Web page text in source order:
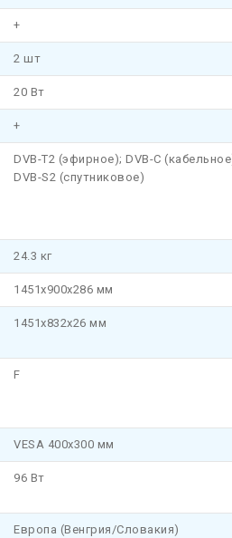
+
2 шт
20 Вт
+
DVB-T2 (эфирное); DVB-C
DVB-S2 (спутниковое)
24.3 кг
1451x900x286 мм
1451x832x26 мм
F
VESA 400х300 мм
96 Вт
Европа (Венгрия/Словакия)